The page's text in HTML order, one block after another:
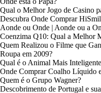
Qual o Melhor Jogo de Casino
Descubra Onde Comprar
Aonde ou Onde | Aonde ou a
Coenzima Q10: Qual a Melhor
Quem Realizou o Filme que
Roupa em 2009?
Qual é o Animal Mais
Onde Comprar Coalho Líquido
Quem é o Grupo Wagner?
Descobrimento de Portugal e